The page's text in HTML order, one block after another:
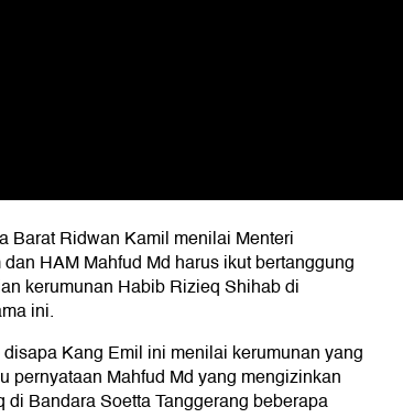
Barat Ridwan Kamil menilai Menteri
HAM Mahfud Md harus ikut bertanggung
kerumunan Habib Rizieq Shihab di
ini.
Kang Emil ini menilai kerumunan yang
pernyataan Mahfud Md yang mengizinkan
Bandara Soetta Tanggerang beberapa